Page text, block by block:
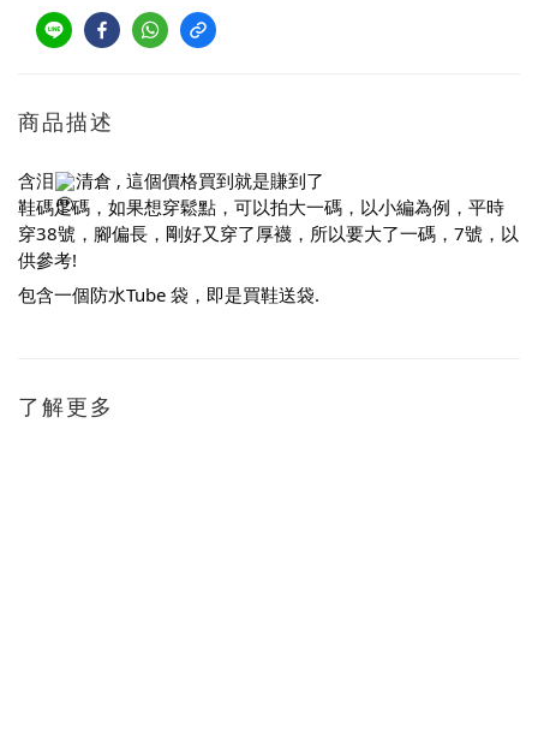
商品描述
含泪 清倉 , 這個價格買到就是賺到了
鞋碼足碼，如果想穿鬆點，可以拍大一碼，以小編為例，平時
穿38號，腳偏長，剛好又穿了厚襪，所以要大了一碼，7號，以
供參考!
包含一個防水Tube 袋，即是買鞋送袋.
了解更多